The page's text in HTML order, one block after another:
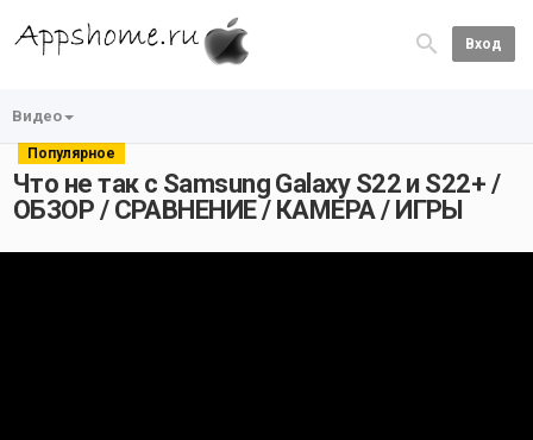
Вход
Видео
Популярное
Что не так с Samsung Galaxy S22 и S22+ /
ОБЗОР / СРАВНЕНИЕ / КАМЕРА / ИГРЫ